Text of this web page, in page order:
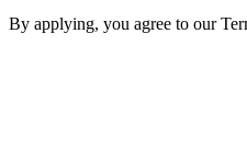
By applying, you agree to our